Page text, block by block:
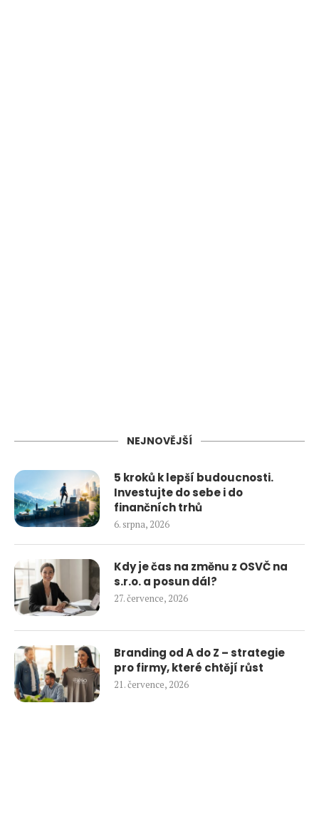
NEJNOVĚJŠÍ
5 kroků k lepší budoucnosti.
Investujte do sebe i do
finančních trhů
6. srpna, 2026
Kdy je čas na změnu z OSVČ na
s.r.o. a posun dál?
27. července, 2026
Branding od A do Z – strategie
pro firmy, které chtějí růst
21. července, 2026